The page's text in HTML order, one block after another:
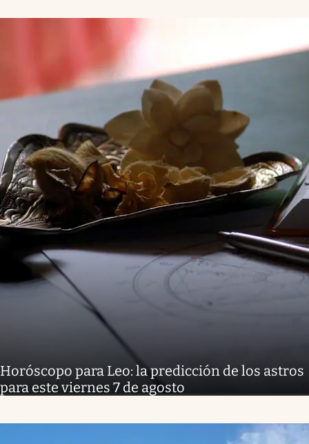
Horóscopo para Leo: la predicción de los astros
para este viernes 7 de agosto